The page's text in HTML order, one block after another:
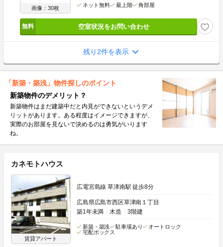
画像：30枚
ネット無料 最上階 角部屋
空室状況をお問い合わせ
残り2件を表示
「新築・築浅」物件探しのポイント
新築物件のデメリット？
新築物件はまだ建築中だと内見ができないというデメ
リットがあります。ある程度はイメージできますが、
実際のお部屋を見ないで決めるのは勇気がいります
ね。
カネモトハウス
賃貸アパート
広電宮島線 草津南駅 徒歩8分
広島県広島市西区草津南１丁目
築1年未満
木造 3階建
新築・築浅 駐車場あり
オートロック
宅配ボックス